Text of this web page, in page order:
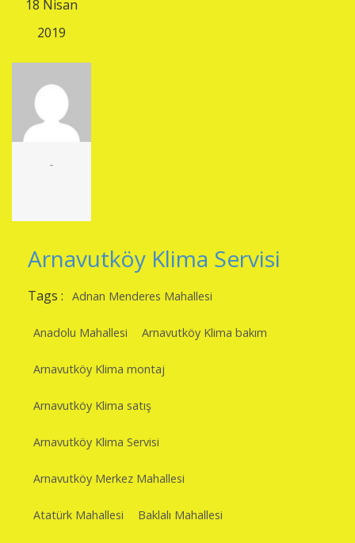
18 Nisan
2019
-
Arnavutköy Klima Servisi
Tags : Adnan Menderes Mahallesi
Anadolu Mahallesi Arnavutköy Klima bakım
Arnavutköy Klima montaj
Arnavutköy Klima satış
Arnavutköy Klima Servisi
Arnavutköy Merkez Mahallesi
Atatürk Mahallesi Baklalı Mahallesi